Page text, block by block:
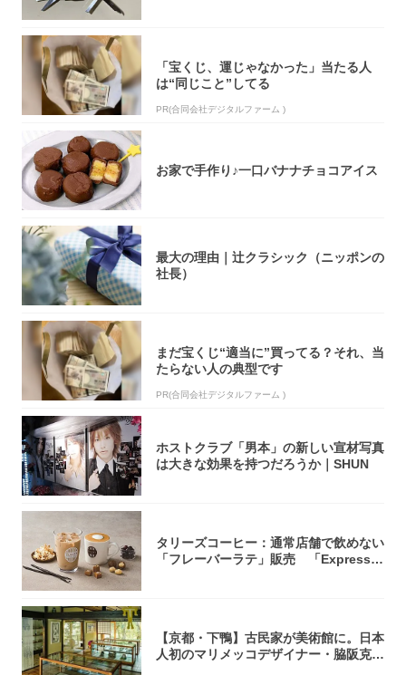
「宝くじ、運じゃなかった」当たる人
は“同じこと”してる
PR(合同会社デジタルファーム )
お家で手作り♪一口バナナチョコアイス
最大の理由｜辻クラシック（ニッポンの
社長）
まだ宝くじ“適当に”買ってる？それ、当
たらない人の典型です
PR(合同会社デジタルファーム )
ホストクラブ「男本」の新しい宣材写真
は大きな効果を持つだろうか｜SHUN
タリーズコーヒー：通常店舗で飲めない
「フレーバーラテ」販売 「Express目
【京都・下鴨】古民家が美術館に。日本
人初のマリメッコデザイナー・脇阪克二